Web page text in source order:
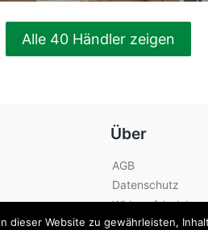
Alle 40 Händler zeigen
Über
AGB
Datenschutz
Kontakt
Website zu gewährleisten,